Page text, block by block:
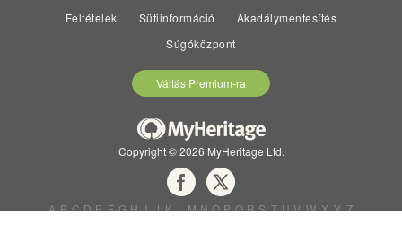
Feltételek Sütiinformáció
Akadálymentesítés
Súgóközpont
Váltás Premium-ra
Copyright © 2026 MyHeritage Ltd.
A B C D E F G H I J K L M N O P Q R S T U V W X Y Z